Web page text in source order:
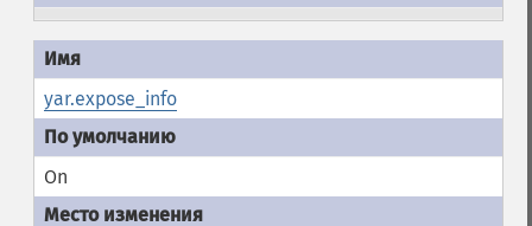
yar.expose_info
On